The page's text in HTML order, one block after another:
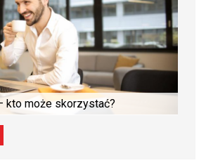
kto może skorzystać?